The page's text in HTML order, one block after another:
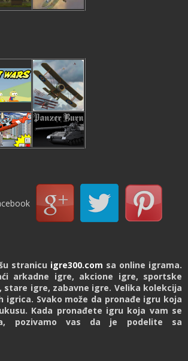
stranicu igre300.com sa online igrama.
arkadne igre, akcione igre, sportske
stare igre, zabavne igre. Velika kolekcija
igrica. Svako može da pronađe igru koja
Kada pronađete igru koja vam se
pozivamo vas da je podelite sa